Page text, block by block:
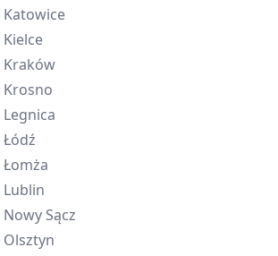
Katowice
Kielce
Kraków
Krosno
Legnica
Łódź
Łomża
Lublin
Nowy Sącz
Olsztyn